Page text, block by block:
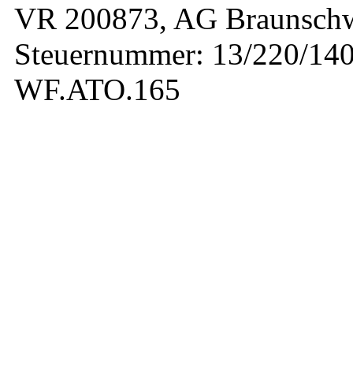
VR 200873, AG
Steuernummer: 13/220/
WF.ATO.165